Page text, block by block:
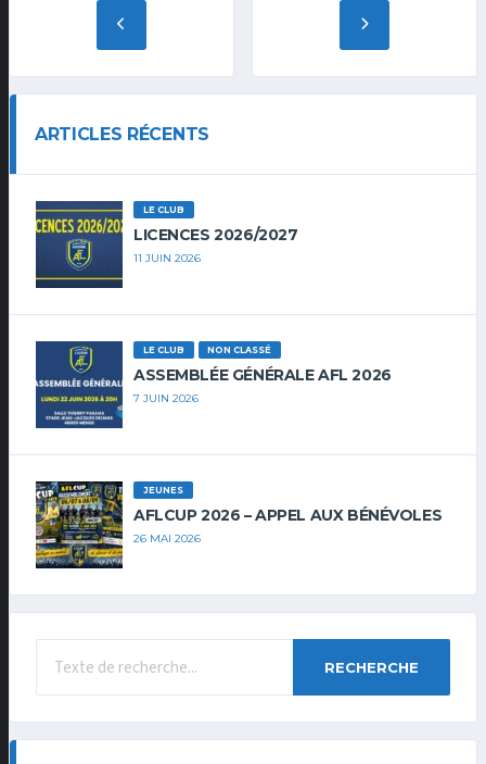
ARTICLES RÉCENTS
LE CLUB
LICENCES 2026/2027
11 JUIN 2026
LE CLUB NON CLASSÉ
ASSEMBLÉE GÉNÉRALE AFL 2026
7 JUIN 2026
JEUNES
AFLCUP 2026 – APPEL AUX BÉNÉVOLES
26 MAI 2026
RECHERCHE